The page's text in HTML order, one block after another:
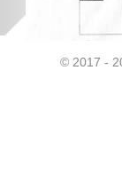
© 2017 -